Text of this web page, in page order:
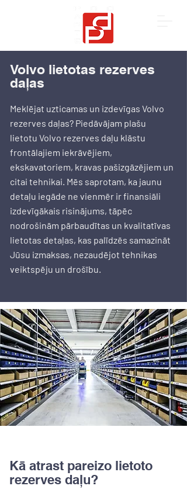
Volvo lietotas rezerves
daļas
Meklējat uzticamas un izdevīgas Volvo
rezerves daļas? Piedāvājam plašu
lietotu Volvo rezerves daļu klāstu
frontālajiem iekrāvējiem,
ekskavatoriem, kravas pašizgāzējiem un
citai tehnikai. Mēs saprotam, ka jaunu
detaļu iegāde ne vienmēr ir finansiāli
izdevīgākais risinājums, tāpēc
nodrošinām pārbaudītas un kvalitatīvas
lietotas detaļas, kas palīdzēs samazināt
Jūsu izmaksas, nezaudējot tehnikas
veiktspēju un drošību.
Kā atrast pareizo lietoto
rezerves daļu?